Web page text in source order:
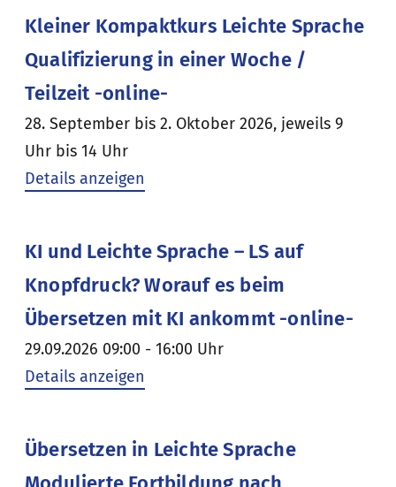
Kleiner Kompaktkurs Leichte Sprache
Qualifizierung in einer Woche /
Teilzeit -online-
28. September bis 2. Oktober 2026, jeweils 9
Uhr bis 14 Uhr
Details anzeigen
KI und Leichte Sprache – LS auf
Knopfdruck? Worauf es beim
Übersetzen mit KI ankommt -online-
29.09.2026 09:00 - 16:00 Uhr
Details anzeigen
Übersetzen in Leichte Sprache